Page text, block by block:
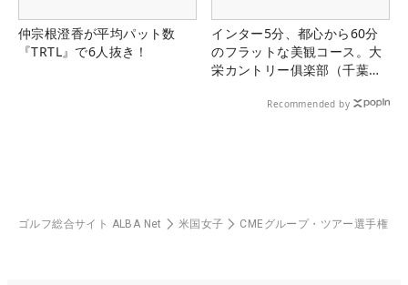
仲宗根澄香が平均パット数
『TRTL』で6人抜き！
インター5分、都心から60分
のフラットな美観コース。大
栄カントリー俱楽部（千葉
Recommended by
ゴルフ総合サイト ALBA Net 米国女子 CMEグループ・ツアー選手権